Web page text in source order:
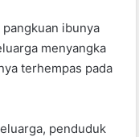
ibunya
menyangka
terhempas pada
penduduk